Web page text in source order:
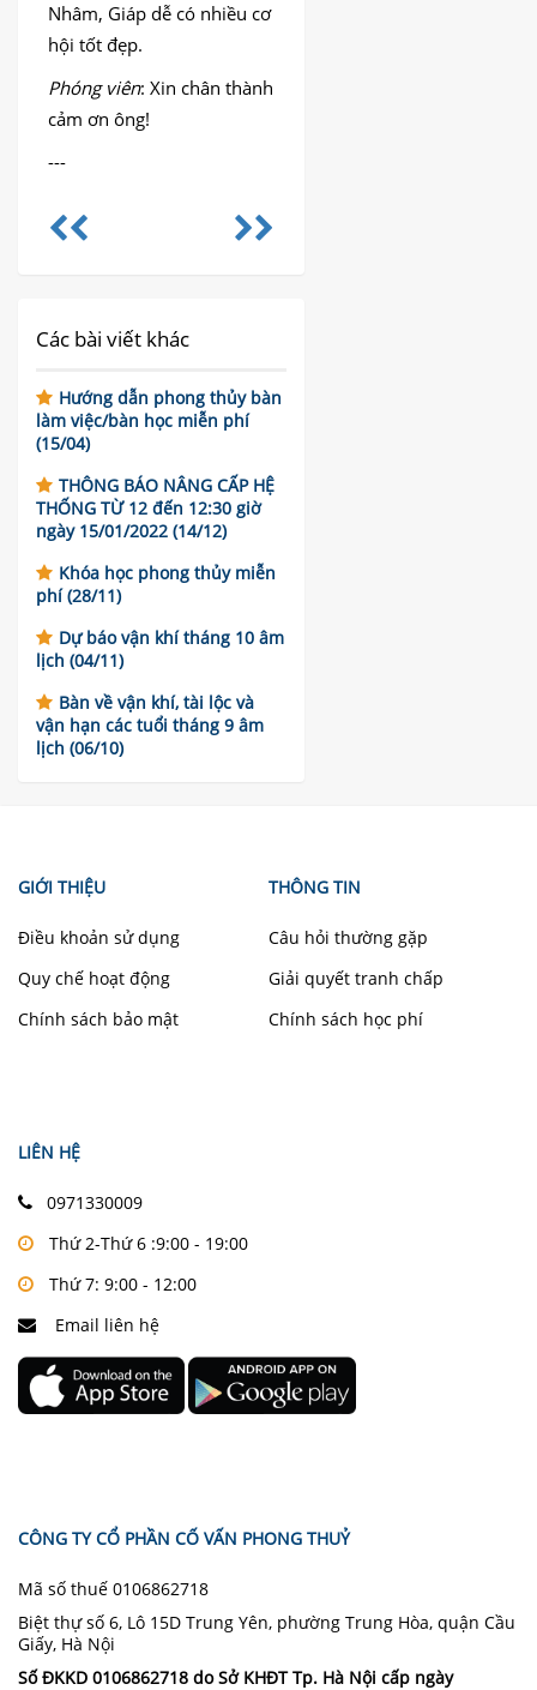
Nhâm, Giáp dễ có nhiều cơ
hội tốt đẹp.
Phóng viên: Xin chân thành
cảm ơn ông!
---
Các bài viết khác
Hướng dẫn phong thủy bàn
làm việc/bàn học miễn phí
(15/04)
THÔNG BÁO NÂNG CẤP HỆ
THỐNG TỪ 12 đến 12:30 giờ
ngày 15/01/2022 (14/12)
Khóa học phong thủy miễn
phí (28/11)
Dự báo vận khí tháng 10 âm
lịch (04/11)
Bàn về vận khí, tài lộc và
vận hạn các tuổi tháng 9 âm
lịch (06/10)
GIỚI THIỆU
Điều khoản sử dụng
Quy chế hoạt động
Chính sách bảo mật
THÔNG TIN
Câu hỏi thường gặp
Giải quyết tranh chấp
Chính sách học phí
LIÊN HỆ
0971330009
Thứ 2-Thứ 6 :9:00 - 19:00
Thứ 7: 9:00 - 12:00
Email liên hệ
CÔNG TY CỔ PHẦN CỐ VẤN PHONG THUỶ
Mã số thuế 0106862718
Biệt thự số 6, Lô 15D Trung Yên, phường Trung Hòa, quận Cầu
Giấy, Hà Nội
Số ĐKKD 0106862718 do Sở KHĐT Tp. Hà Nội cấp ngày